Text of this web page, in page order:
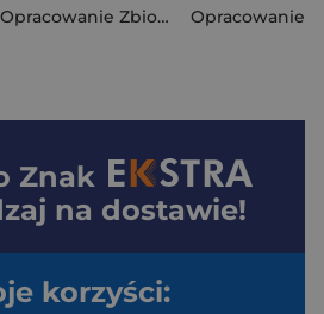
Opracowanie Zbiorowe
Znak
na dostawie!
korzyści: